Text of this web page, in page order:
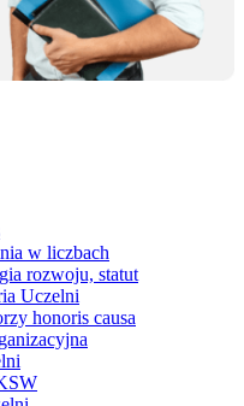
w liczbach
rozwoju, statut
Uczelni
honoris causa